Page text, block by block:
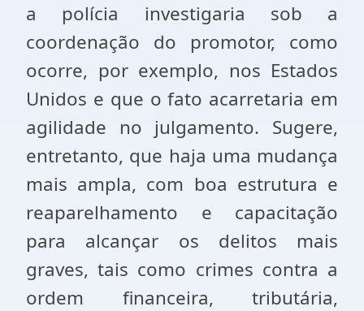
a polícia investigaria sob a
coordenação do promotor, como
ocorre, por exemplo, nos Estados
Unidos e que o fato acarretaria em
agilidade no julgamento. Sugere,
entretanto, que haja uma mudança
mais ampla, com boa estrutura e
reaparelhamento e capacitação
para alcançar os delitos mais
graves, tais como crimes contra a
ordem financeira, tributária,